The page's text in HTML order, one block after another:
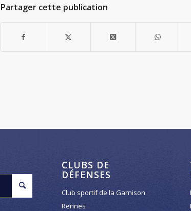
Partager cette publication
CLUBS DE
DÉFENSES
Club sportif de la Garnison
Rennes